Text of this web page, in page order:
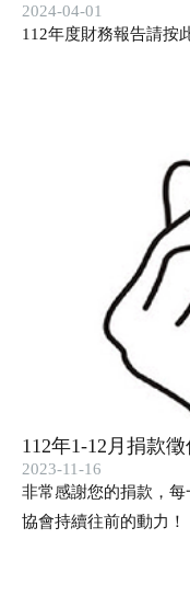
2024-04-01
112年度財務報告請按
112年1-12月捐款
2023-11-16
非常感謝您的捐款，
協會持續往前的動力